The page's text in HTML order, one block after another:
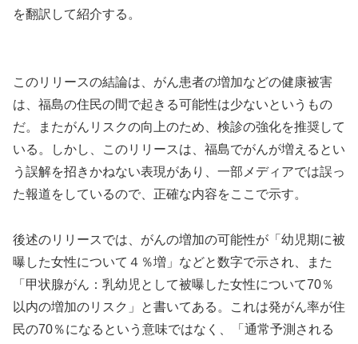
を翻訳して紹介する。
このリリースの結論は、がん患者の増加などの健康被害
は、福島の住民の間で起きる可能性は少ないというもの
だ。またがんリスクの向上のため、検診の強化を推奨して
いる。しかし、このリリースは、福島でがんが増えるとい
う誤解を招きかねない表現があり、一部メディアでは誤っ
た報道をしているので、正確な内容をここで示す。
後述のリリースでは、がんの増加の可能性が「幼児期に被
曝した女性について４％増」などと数字で示され、また
「甲状腺がん：乳幼児として被曝した女性について70％
以内の増加のリスク」と書いてある。これは発がん率が住
民の70％になるという意味ではなく、「通常予測される